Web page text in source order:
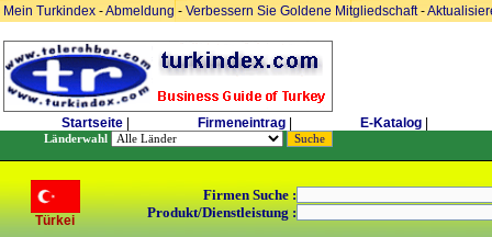
Mein Turkindex -Abmeldung- Verbessern Sie Goldene Mitgliedschaft-
Startseite Firmeneintrag E-Katalog
Länderwahl
Türkei
Firmen Suche :
Produkt/Dienstleistung :